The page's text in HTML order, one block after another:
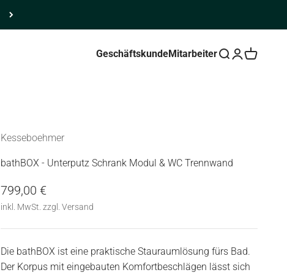
GeschäftskundeMitarbeiterSuche öffnen
Kesseboehmer
bathBOX - Unterputz Schrank Modul & WC Trennwand
Angebot
799,00 €
inkl. MwSt. zzgl. Versand
Die bathBOX ist eine praktische Stauraumlösung fürs Bad.
Der Korpus mit eingebauten Komfortbeschlägen lässt sich